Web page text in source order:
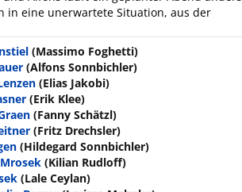
in eine unerwartete Situation, aus der
(Massimo Foghetti)
(Alfons Sonnbichler)
(Elias Jakobi)
(Erik Klee)
(Fanny Schätzl)
(Fritz Drechsler)
(Hildegard Sonnbichler)
(Kilian Rudloff)
(Lale Ceylan)